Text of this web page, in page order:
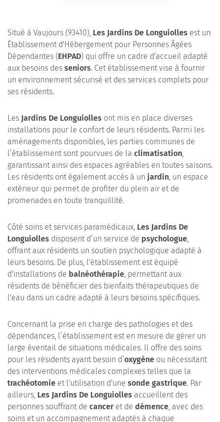
Situé à Vaujours (93410), Les Jardins De Longuiolles est un
Établissement d'Hébergement pour Personnes Âgées
Dépendantes (EHPAD) qui offre un cadre d'accueil adapté
aux besoins des seniors. Cet établissement vise à fournir
un environnement sécurisé et des services complets pour
ses résidents.
Les Jardins De Longuiolles ont mis en place diverses
installations pour le confort de leurs résidents. Parmi les
aménagements disponibles, les parties communes de
l’établissement sont pourvues de la climatisation,
garantissant ainsi des espaces agréables en toutes saisons.
Les résidents ont également accès à un jardin, un espace
extérieur qui permet de profiter du plein air et de
promenades en toute tranquillité.
Côté soins et services paramédicaux, Les Jardins De
Longuiolles disposent d’un service de psychologue,
offrant aux résidents un soutien psychologique adapté à
leurs besoins. De plus, l'établissement est équipé
d'installations de balnéothérapie, permettant aux
résidents de bénéficier des bienfaits thérapeutiques de
l'eau dans un cadre adapté à leurs besoins spécifiques.
Concernant la prise en charge des pathologies et des
dépendances, l’établissement est en mesure de gérer un
large éventail de situations médicales. Il offre des soins
pour les résidents ayant besoin d’oxygène ou nécessitant
des interventions médicales complexes telles que la
trachéotomie et l'utilisation d'une sonde gastrique. Par
ailleurs, Les Jardins De Longuiolles accueillent des
personnes souffrant de canceret de démence, avec des
soins et un accompagnement adaptés à chaque